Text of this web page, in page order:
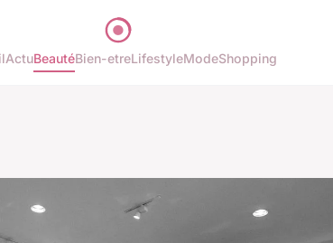
ActuBeautéBien-etreLifestyleModeShopping